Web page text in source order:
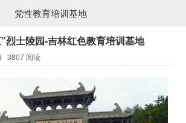
党性教育培训基地
烈士陵园-吉林红色教育培训基地
3807 阅读